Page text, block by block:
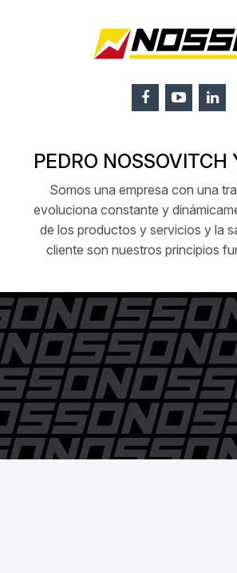
PEDRO NOSSOVITCH
Somos una empresa con una
evoluciona constante y
de los productos y servicios y la
cliente son nuestros principios